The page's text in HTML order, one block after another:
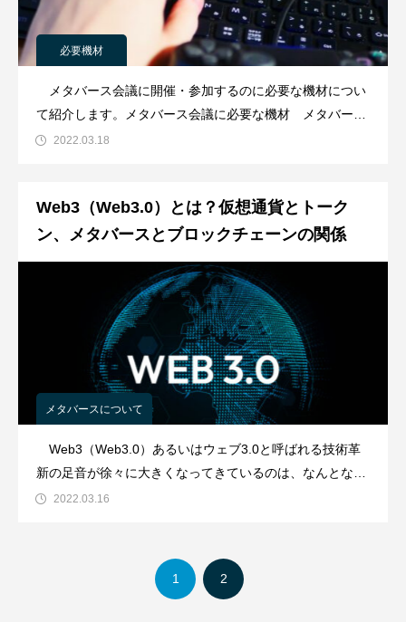
必要機材
メタバース会議に開催・参加するのに必要な機材につい
て紹介します。メタバース会議に必要な機材 メタバース
会議に必要な機材は以下のとおりです【メタバース会議に
2022.03.18
Web3（Web3.0）とは？仮想通貨とトーク
ン、メタバースとブロックチェーンの関係
メタバースについて
Web3（Web3.0）あるいはウェブ3.0と呼ばれる技術革
新の足音が徐々に大きくなってきているのは、なんとなく
理解していることかと思います。でも、そもそもWeb3と
できるヒトもまだ少ないのでは
2022.03.16
1 2